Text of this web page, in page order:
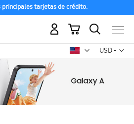
tarjetas de crédito.
USD -
dólar
Mi carrito